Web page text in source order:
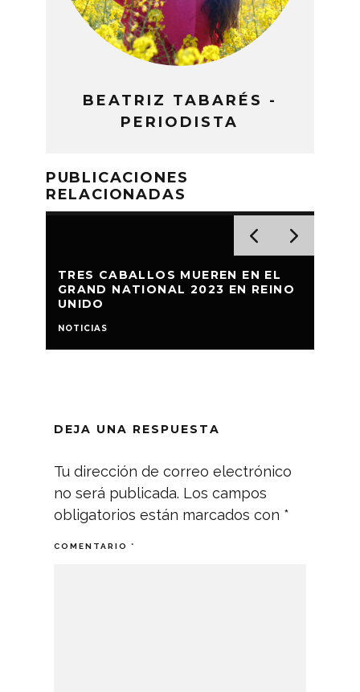
BEATRIZ TABARÉS -
PERIODISTA
PUBLICACIONES
RELACIONADAS
TRES CABALLOS MUEREN EN EL
GRAND NATIONAL 2023 EN REINO
UNIDO
NOTICIAS
DEJA UNA RESPUESTA
Tu dirección de correo electrónico
no será publicada. Los campos
obligatorios están marcados con *
COMENTARIO *